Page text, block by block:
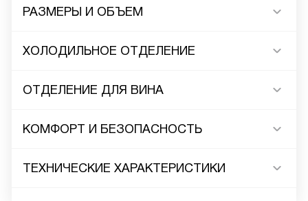
РАЗМЕРЫ И ОБЪЕМ
ХОЛОДИЛЬНОЕ ОТДЕЛЕНИЕ
ОТДЕЛЕНИЕ ДЛЯ ВИНА
КОМФОРТ И БЕЗОПАСНОСТЬ
ТЕХНИЧЕСКИЕ ХАРАКТЕРИСТИКИ